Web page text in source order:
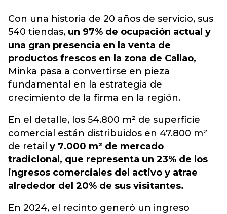
Con una historia de 20 años de servicio, sus
540 tiendas, un 97% de ocupación actual y
una gran presencia en la venta de
productos frescos en la zona de Callao,
Minka pasa a convertirse en pieza
fundamental en la estrategia de
crecimiento de la firma en la región.
En el detalle, los 54.800 m² de superficie
comercial están distribuidos en 47.800 m²
de retail y 7.000 m² de mercado
tradicional, que representa un 23% de los
ingresos comerciales del activo y atrae
alrededor del 20% de sus visitantes.
En 2024, el recinto generó un ingreso